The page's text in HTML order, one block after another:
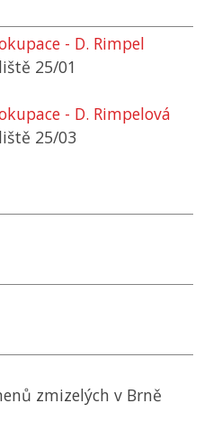
- D. Rimpel
25/01
- D. Rimpelová
25/03
zmizelých v Brně